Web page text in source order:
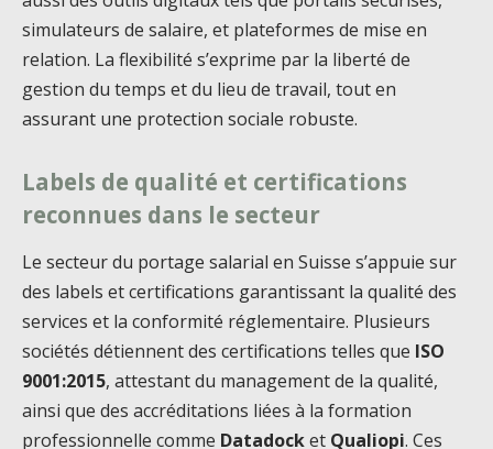
simulateurs de salaire, et plateformes de mise en
relation. La flexibilité s’exprime par la liberté de
gestion du temps et du lieu de travail, tout en
assurant une protection sociale robuste.
Labels de qualité et certifications
reconnues dans le secteur
Le secteur du portage salarial en Suisse s’appuie sur
des labels et certifications garantissant la qualité des
services et la conformité réglementaire. Plusieurs
sociétés détiennent des certifications telles que ISO
9001:2015, attestant du management de la qualité,
ainsi que des accréditations liées à la formation
professionnelle comme Datadocket Qualiopi. Ces